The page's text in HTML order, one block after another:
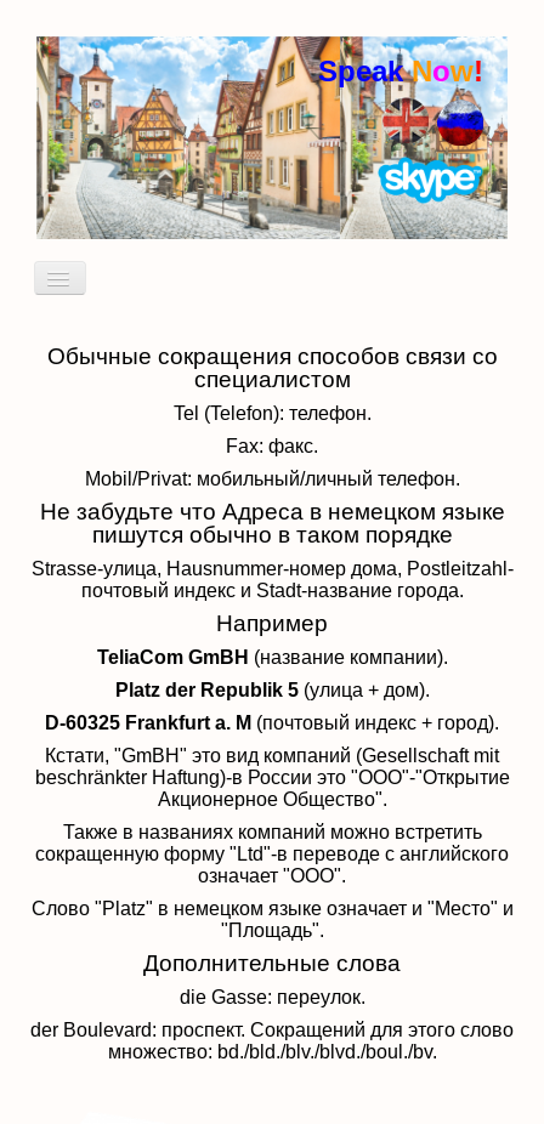
Speak Now!
Включить/
Кто я Пробный урок
идиомы
Обычные сокращения способов связи со
специалистом
Tel (Telefon): телефон.
Fax: факс.
Mobil/Privat: мобильный/личный телефон.
Не забудьте что Адреса в немецком языке
пишутся обычно в таком порядке
Strasse-улица, Hausnummer-номер дома, Postleitzahl-
почтовый индекс и Stadt-название города.
Например
TeliaCom GmBH (название компании).
Platz der Republik 5(улица + дом).
D-60325 Frankfurt a. M (почтовый индекс + город).
Кстати, "GmBH" это вид компаний (Gesellschaft mit
beschränkter Haftung)-в России это "ООО"-"Открытие
Акционерное Общество".
Также в названиях компаний можно встретить
сокращенную форму "Ltd"-в переводе с английского
означает "ООО".
Слово "Platz" в немецком языке означает и "Место" и
"Площадь".
Дополнительные слова
die Gasse: переулок.
der Boulevard: проспект. Сокращений для этого слово
множество: bd./bld./blv./blvd./boul./bv.